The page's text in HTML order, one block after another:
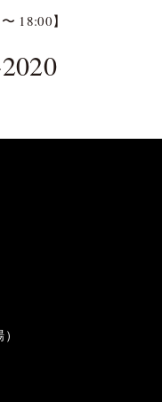
18:00】